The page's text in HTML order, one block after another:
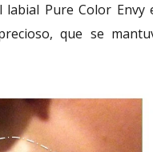
Pure Color Envy
que se